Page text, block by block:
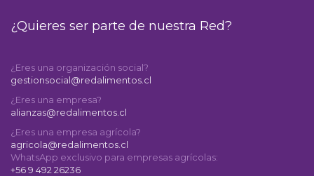
¿Quieres ser parte de nuestra Red?
¿Eres una organización social?
gestionsocial@redalimentos.cl
¿Eres una empresa?
alianzas@redalimentos.cl
¿Eres una empresa agrícola?
agricola@redalimentos.cl
WhatsApp exclusivo para empresas agrícolas:
+56 9 492 26236